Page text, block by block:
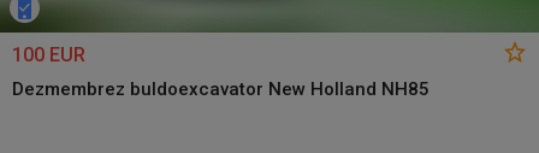
100 EUR
Dezmembrez buldoexcavator New Holland NH85